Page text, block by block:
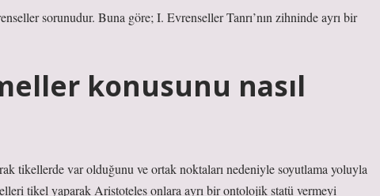
sorunudur. Buna göre; I. Evrenseller Tanrı’nın zihninde ayrı bir
konusunu nasıl
tikellerde var olduğunu ve ortak noktaları nedeniyle soyutlama yoluyla
tikel yaparak Aristoteles onlara ayrı bir ontolojik statü vermeyi